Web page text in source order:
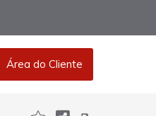
Área do Cliente